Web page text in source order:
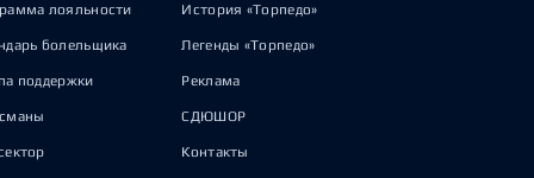
лояльности
болельщика
поддержки
История «Торпедо»
Легенды «Торпедо»
Реклама
СДЮШОР
Контакты